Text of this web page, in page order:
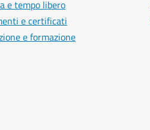
e tempo libero
e certificati
e formazione